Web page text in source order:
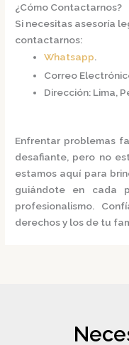
¿Cómo Contactarnos?
Si necesitas asesoría
contactarnos:
Whatsapp.
Correo
Dirección: Lima,
Enfrentar problemas
desafiante, pero no
estamos aquí para
guiándote en cada
profesionalismo.
derechos y los de tu